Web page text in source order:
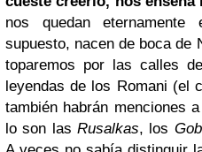
nos quedan
supuesto, nacen de boca de
toparemos por las calles
leyendas de los Romani (el
también habrán menciones
lo son las Rusalkas, los